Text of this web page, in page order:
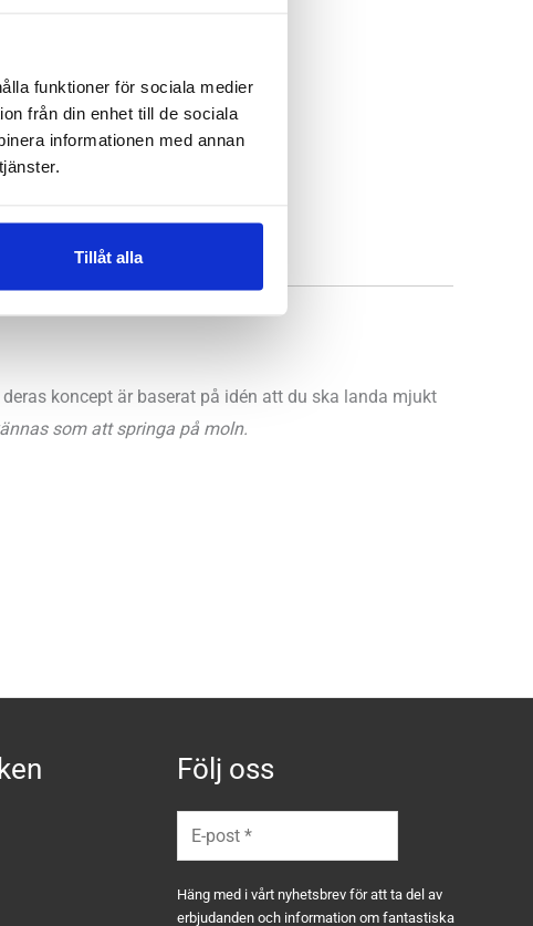
funktioner för sociala medier
från din enhet till de sociala
informationen med annan
Tillåt alla
koncept är baserat på idén att du ska landa mjukt
som att springa på moln.
Följ oss
Häng med i vårt nyhetsbrev för att ta del av
erbjudanden och information om fantastiska